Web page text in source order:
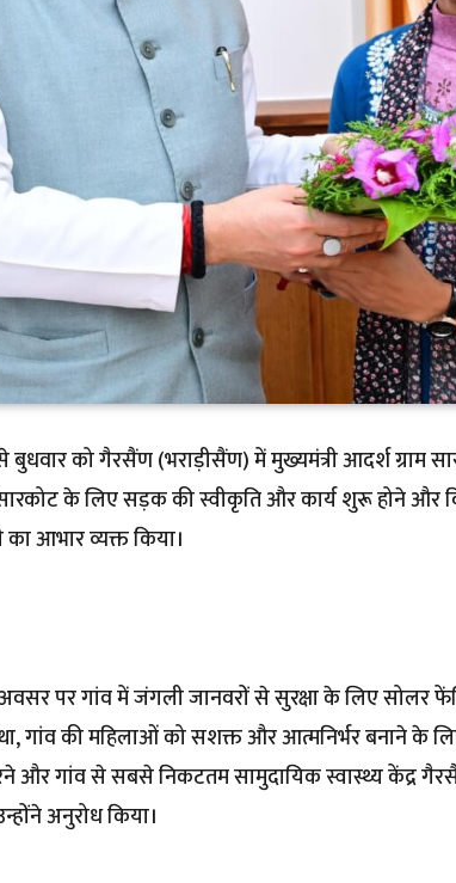
बुधवार को गैरसैंण (भराड़ीसैंण) में मुख्यमंत्री आदर्श ग्राम
के लिए सड़क की स्वीकृति और कार्य शुरू होने और
का आभार व्यक्त किया।
अवसर पर गांव में जंगली जानवरों से सुरक्षा के लिए सोलर
गांव की महिलाओं को सशक्त और आत्मनिर्भर बनाने के
और गांव से सबसे निकटतम सामुदायिक स्वास्थ्य केंद्र
अनुरोध किया।